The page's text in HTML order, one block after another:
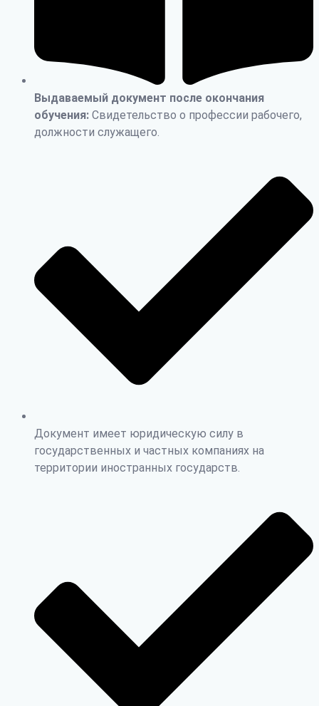
Выдаваемый документ после окончания
обучения: Свидетельство о профессии рабочего,
должности служащего.
Документ имеет юридическую силу в
государственных и частных компаниях на
территории иностранных государств.